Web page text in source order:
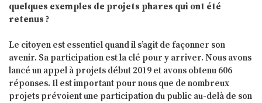
quelques exemples de projets phares qui ont été
retenus ?
Le citoyen est essentiel quand il s’agit de façonner son
avenir. Sa participation est la clé pour y arriver. Nous avons
lancé un appel à projets début 2019 et avons obtenu 606
réponses. Il est important pour nous que de nombreux
projets prévoient une participation du public au-delà de son